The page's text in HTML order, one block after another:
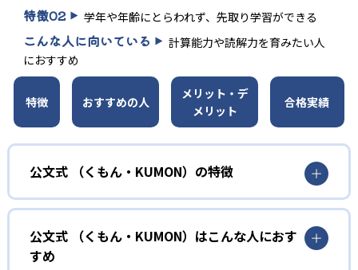
特徴02 学年や年齢にとらわれず、先取り学習ができる
こんな人に向いている
計算能力や読解力を育みたい人
におすすめ
特徴 おすすめの人
メリット・デ
メリット
合格実績
公文式 （くもん・KUMON）の特徴
01
無学年式の学力別学習
KUMONでは、年齢や学年にとらわれずに、一人ひとりの学
力に応じたレベルから学習を始めている。
公文式 （くもん・KUMON）はこんな人におす
すめ